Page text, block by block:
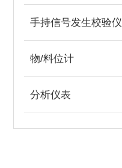
手持信号发生校验仪
物/料位计
分析仪表